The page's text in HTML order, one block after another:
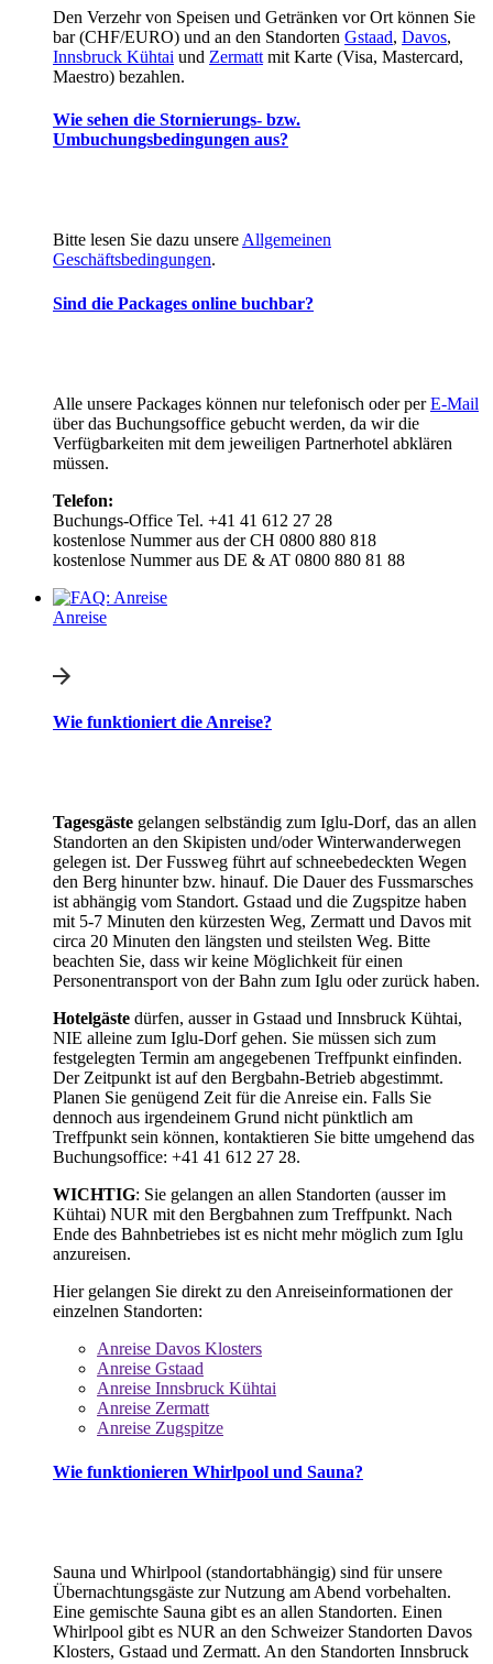
Den Verzehr von Speisen und Getränken vor Ort können Sie
bar (CHF/EURO) und an den Standorten Gstaad, Davos,
Innsbruck Kühtai und Zermatt mit Karte (Visa, Mastercard,
Maestro) bezahlen.
Wie sehen die Stornierungs- bzw.
Umbuchungsbedingungen aus?
Bitte lesen Sie dazu unsere Allgemeinen
Geschäftsbedingungen.
Sind die Packages online buchbar?
Alle unsere Packages können nur telefonisch oder perE-Mail
über das Buchungsoffice gebucht werden, da wir die
Verfügbarkeiten mit dem jeweiligen Partnerhotel abklären
müssen.
Telefon:
Buchungs-Office Tel. +41 41 612 27 28
kostenlose Nummer aus der CH 0800 880 818
kostenlose Nummer aus DE & AT 0800 880 81 88
Anreise
Wie funktioniert die Anreise?
Tagesgäste gelangen selbständig zum Iglu-Dorf, das an allen
Standorten an den Skipisten und/oder Winterwanderwegen
gelegen ist. Der Fussweg führt auf schneebedeckten Wegen
den Berg hinunter bzw. hinauf. Die Dauer des Fussmarsches
ist abhängig vom Standort. Gstaad und die Zugspitze haben
mit 5-7 Minuten den kürzesten Weg, Zermatt und Davos mit
circa 20 Minuten den längsten und steilsten Weg. Bitte
beachten Sie, dass wir keine Möglichkeit für einen
Personentransport von der Bahn zum Iglu oder zurück haben.
Hotelgäste dürfen, ausser in Gstaad und Innsbruck Kühtai,
NIE alleine zum Iglu-Dorf gehen. Sie müssen sich zum
festgelegten Termin am angegebenen Treffpunkt einfinden.
Der Zeitpunkt ist auf den Bergbahn-Betrieb abgestimmt.
Planen Sie genügend Zeit für die Anreise ein. Falls Sie
dennoch aus irgendeinem Grund nicht pünktlich am
Treffpunkt sein können, kontaktieren Sie bitte umgehend das
Buchungsoffice: +41 41 612 27 28.
WICHTIG: Sie gelangen an allen Standorten (ausser im
Kühtai) NUR mit den Bergbahnen zum Treffpunkt. Nach
Ende des Bahnbetriebes ist es nicht mehr möglich zum Iglu
anzureisen.
Hier gelangen Sie direkt zu den Anreiseinformationen der
einzelnen Standorten:
Anreise Davos Klosters
Anreise Gstaad
Anreise Innsbruck Kühtai
Anreise Zermatt
Anreise Zugspitze
Wie funktionieren Whirlpool und Sauna?
Sauna und Whirlpool (standortabhängig) sind für unsere
Übernachtungsgäste zur Nutzung am Abend vorbehalten.
Eine gemischte Sauna gibt es an allen Standorten. Einen
Whirlpool gibt es NUR an den Schweizer Standorten Davos
Klosters, Gstaad und Zermatt. An den Standorten Innsbruck